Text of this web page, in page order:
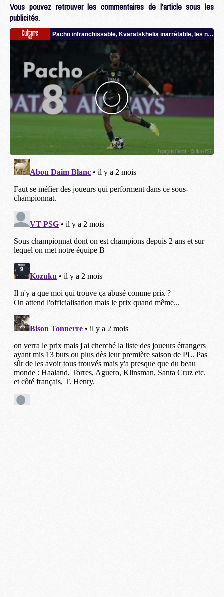
Vous pouvez retrouver les commentaires de l'article sous les
publicités.